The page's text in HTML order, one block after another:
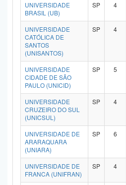
UNIVERSIDADE
BRASIL (UB)
SP 4
UNIVERSIDADE
CATÓLICA DE
SANTOS
(UNISANTOS)
SP 4
UNIVERSIDADE
CIDADE DE SÃO
PAULO (UNICID)
SP 5
UNIVERSIDADE
CRUZEIRO DO SUL
(UNICSUL)
SP 4
UNIVERSIDADE DE
ARARAQUARA
(UNIARA)
SP 6
UNIVERSIDADE DE
FRANCA (UNIFRAN)
SP 4